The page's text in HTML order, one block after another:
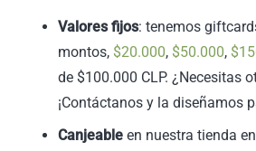
Valores fijos: tenemos
montos, $20.000, $50.000,
de $100.000 CLP. ¿Necesitas
¡Contáctanos y la diseñamos
Canjeable en nuestra tienda en